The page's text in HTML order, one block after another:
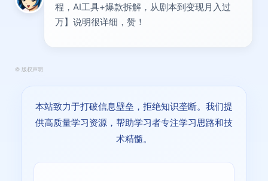
程，AI工具+爆款拆解，从剧本到变现月入过
万】说明很详细，赞！
© 版权声明
本站致力于打破信息壁垒，拒绝知识垄断。我们提
供高质量学习资源，帮助学习者专注学习思路和技
术精髓。